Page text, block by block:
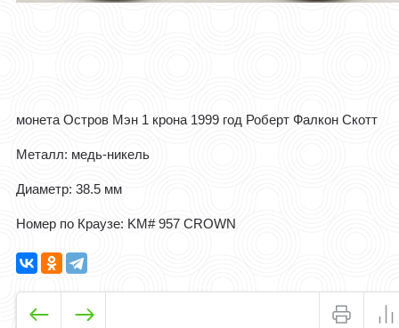
монета Остров Мэн 1 крона 1999 год Роберт Фалкон Скотт
Металл: медь-никель
Диаметр: 38.5 мм
Номер по Краузе: KM# 957 CROWN